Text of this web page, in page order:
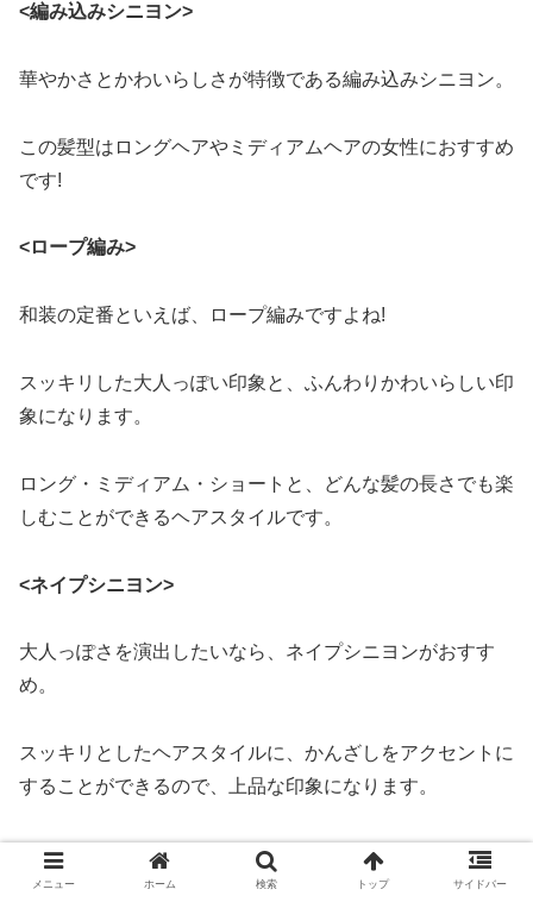
<編み込みシニヨン>
華やかさとかわいらしさが特徴である編み込みシニヨン。
この髪型はロングヘアやミディアムヘアの女性におすすめ
です!
<ロープ編み>
和装の定番といえば、ロープ編みですよね!
スッキリした大人っぽい印象と、ふんわりかわいらしい印
象になります。
ロング・ミディアム・ショートと、どんな髪の長さでも楽
しむことができるヘアスタイルです。
<ネイプシニヨン>
大人っぽさを演出したいなら、ネイプシニヨンがおすす
め。
スッキリとしたヘアスタイルに、かんざしをアクセントに
することができるので、上品な印象になります。
古典柄やシンプルな柄の着物にぴったりな髪型です。
メニュー ホーム 検索 トップ サイドバー